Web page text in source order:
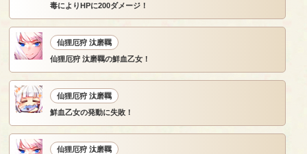
毒によりHPに200ダメージ！
仙狸厄狩 汰磨羈
仙狸厄狩 汰磨羈の鮮血乙女！
仙狸厄狩 汰磨羈
鮮血乙女の発動に失敗！
仙狸厄狩 汰磨羈